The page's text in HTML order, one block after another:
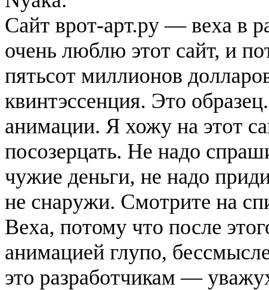
Сайт врот-арт.ру — веха в
очень люблю этот сайт, и
пятьсот миллионов
квинтэссенция. Это
анимации. Я хожу на этот
посозерцать. Не надо
чужие деньги, не надо
не снаружи. Смотрите на
Веха, потому что после
анимацией глупо,
это разработчикам —